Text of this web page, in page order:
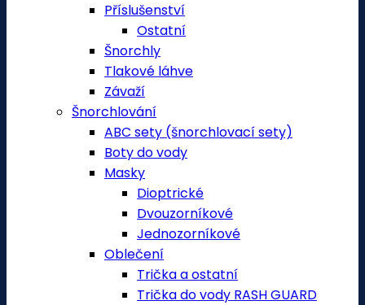
Příslušenství
Ostatní
Šnorchly
Tlakové láhve
Závaží
Šnorchlování
ABC sety (šnorchlovací sety)
Boty do vody
Masky
Dioptrické
Dvouzorníkové
Jednozorníkové
Oblečení
Trička a ostatní
Trička do vody RASH GUARD